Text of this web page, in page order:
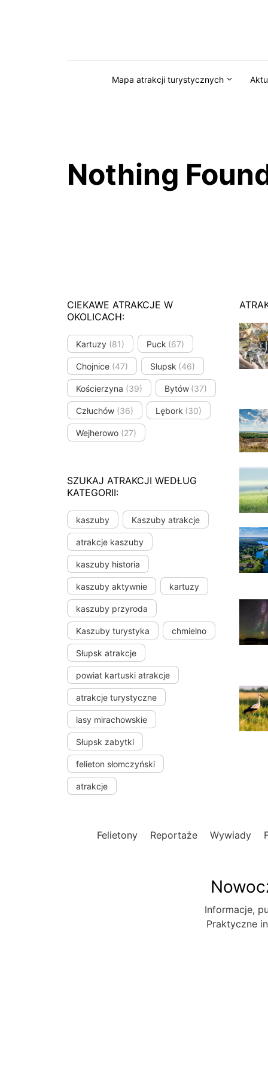
Mapa atrakcji turystycznych
Nothing
CIEKAWE ATRAKCJE W
OKOLICACH:
Kartuzy (81) Puck (67)
Chojnice (47) Słupsk (46)
Kościerzyna (39) Bytów (37)
Człuchów (36) Lębork (30)
Wejherowo (27)
SZUKAJ ATRAKCJI WEDŁUG
KATEGORII:
kaszuby Kaszuby atrakcje
atrakcje kaszuby
kaszuby historia
kaszuby aktywnie kartuzy
kaszuby przyroda
Kaszuby turystyka chmielno
Słupsk atrakcje
powiat kartuski atrakcje
atrakcje turystyczne
lasy mirachowskie
Słupsk zabytki
felieton słomczyński
atrakcje
Felietony Reportaże Wywiady
Informacje,
Praktyczne